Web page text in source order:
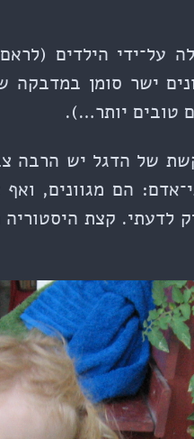
על־ידי הילדים
טובים יותר…).
של הדגל יש הרבה
הם מגוונים,
לדעתי. קצת היסטוריה